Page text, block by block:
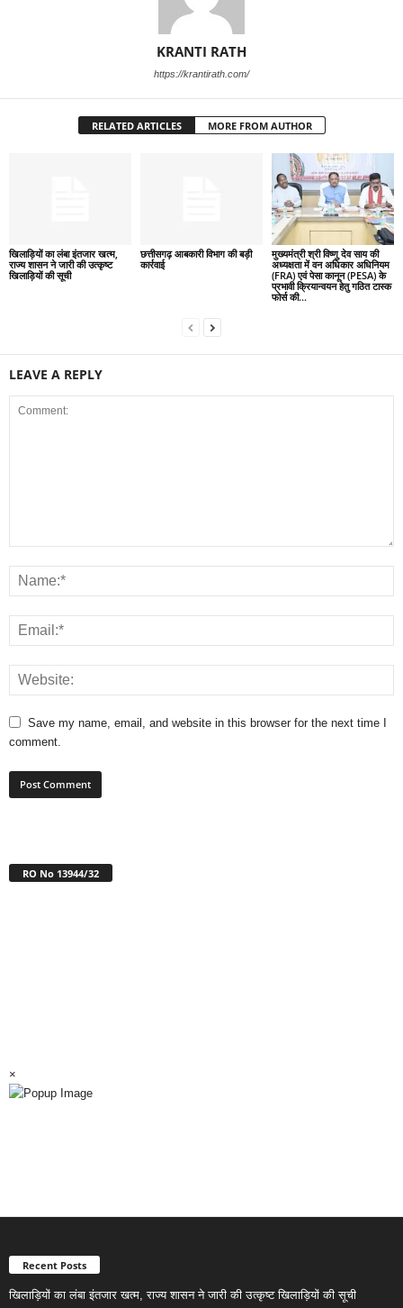
KRANTI RATH
https://krantirath.com/
RELATED ARTICLES MORE FROM AUTHOR
खिलाड़ियों का लंबा इंतजार खत्म,
राज्य शासन ने जारी की उत्कृष्ट
खिलाड़ियों की सूची
छत्तीसगढ़ आबकारी विभाग की बड़ी
कार्रवाई
मुख्यमंत्री श्री विष्णु देव साय की
अध्यक्षता में वन अधिकार अधिनियम
(FRA) एवं पेसा कानून (PESA) के
प्रभावी क्रियान्वयन हेतु गठित टास्क
फोर्स की...
LEAVE A REPLY
Save my name, email, and website in this browser for the next time I
comment.
RO No 13944/32
×
Recent Posts
खिलाड़ियों का लंबा इंतजार खत्म, राज्य शासन ने जारी की उत्कृष्ट खिलाड़ियों की सूची